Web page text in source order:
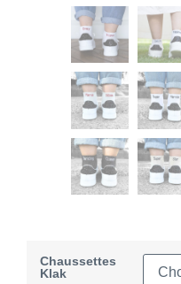
Chaussettes
Klak